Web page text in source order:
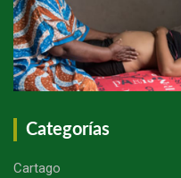
Categorías
Cartago